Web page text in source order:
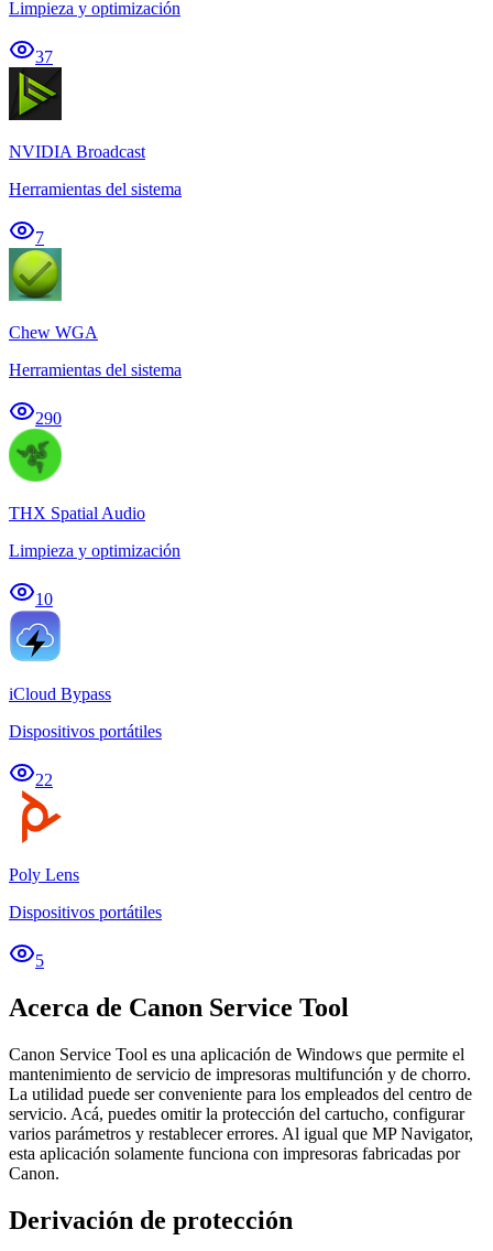
Limpieza y optimización
37
NVIDIA Broadcast
Herramientas del sistema
7
Chew WGA
Herramientas del sistema
290
THX Spatial Audio
Limpieza y optimización
10
iCloud Bypass
Dispositivos portátiles
22
Poly Lens
Dispositivos portátiles
5
Acerca de Canon Service Tool
Canon Service Tool es una aplicación de Windows que permite el
mantenimiento de servicio de impresoras multifunción y de chorro.
La utilidad puede ser conveniente para los empleados del centro de
servicio. Acá, puedes omitir la protección del cartucho, configurar
varios parámetros y restablecer errores. Al igual que MP Navigator,
esta aplicación solamente funciona con impresoras fabricadas por
Canon.
Derivación de protección